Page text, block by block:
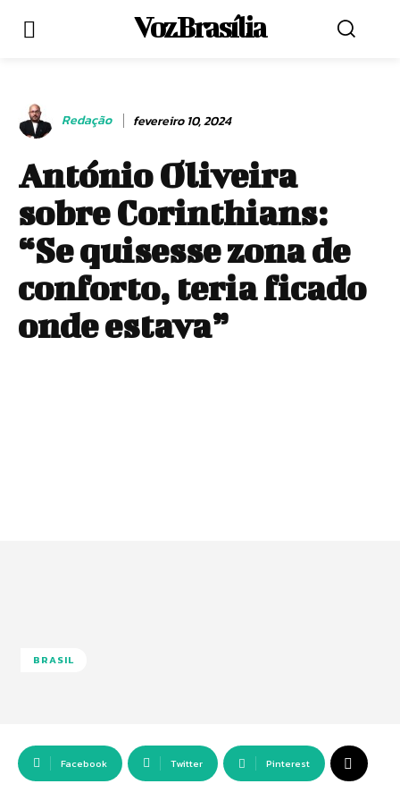
Voz Brasília
Redação fevereiro 10, 2024
António Oliveira
sobre Corinthians:
“Se quisesse zona de
conforto, teria ficado
onde estava”
BRASIL
Facebook Twitter Pinterest